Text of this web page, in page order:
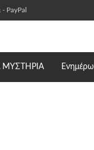
PayPal
ΜΥΣΤΗΡΙΑ